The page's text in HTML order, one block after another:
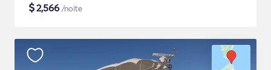
$2,566 /noite